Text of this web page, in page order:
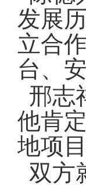
发展
立合
台、
邢志
他肯
地项
双方